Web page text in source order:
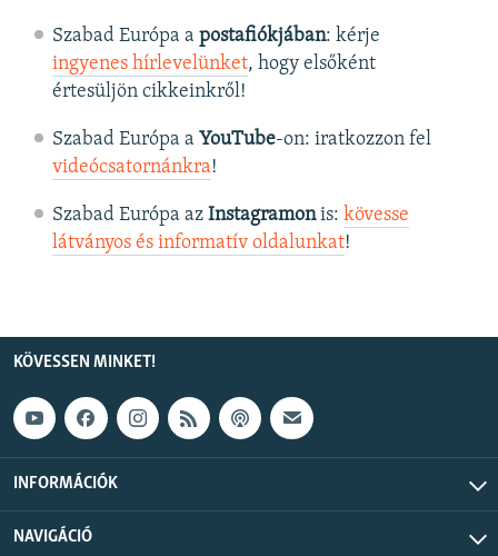
Szabad Európa a postafiókjában: kérje
ingyenes hírlevelünket, hogy elsőként
értesüljön cikkeinkről!
Szabad Európa a YouTube-on: iratkozzon fel
videócsatornánkra!
Szabad Európa az Instagramonis: kövesse
látványos és informatív oldalunkat! ​
KÖVESSEN MINKET!
INFORMÁCIÓK
NAVIGÁCIÓ